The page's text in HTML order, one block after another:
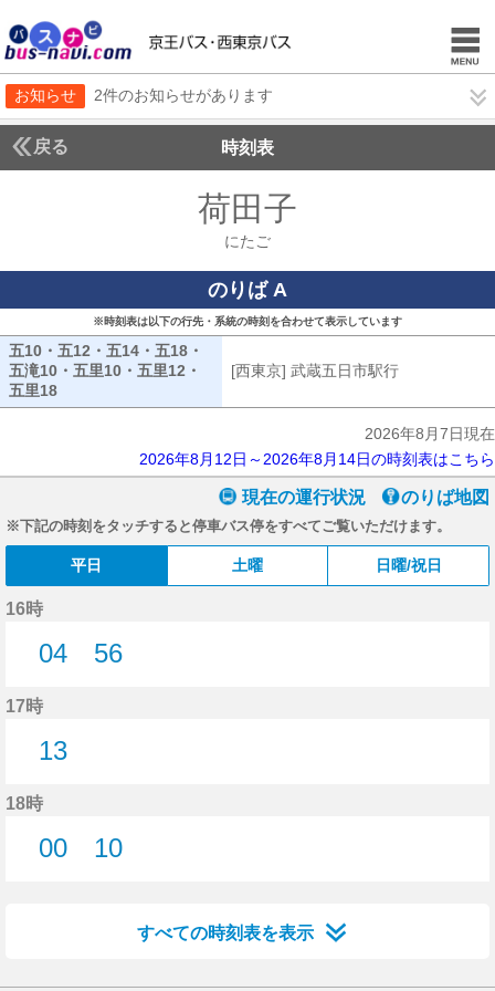
お知らせ 2件のお知らせがあります
戻る 時刻表
荷田子
にたご
のりば A
※時刻表は以下の行先・系統の時刻を合わせて表示しています
五10・五12・五14・五18・
五滝10・五里10・五里12・
五里18
[西東京] 武蔵五日市駅行
2026年8月7日現在
2026年8月12日～2026年8月14日の時刻表はこちら
現在の運行状況 のりば地図
※下記の時刻をタッチすると停車バス停をすべてご覧いただけます。
平日 土曜 日曜/祝日
16時
04
56
17時
13
18時
00
10
すべての時刻表を表示